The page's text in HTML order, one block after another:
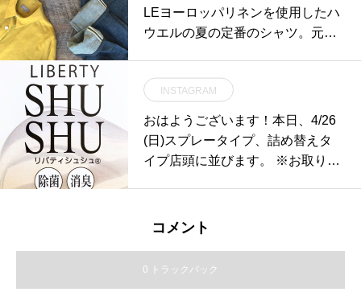
ザインなので上履き使用の職場な
ども含め幅広いシーンでお使いい
ミリタリー調の迷彩柄まで幅広く
お色をご用意してお待ちしており
ます。.#rooms#ルームシューズ#
グッドデザイン賞受賞#haus #hau
s_matsue #hausmatsue #松江カフ
ェ #島根カフェ #松江旅行#島根旅
行#松江 #島根 #山陰
LEヨーロッパリネンを使用したハ
ウエルの夏の定番のシャツ。元気
@haus_howell .#margarethowell #
linen voile#shirt#Europalinen#edw
in#denim#ancre strap sandal#san
dal#bobby sock#socks#靴下#haus
INSTAGRAM
おはようございます！本日、4/26
(日)スプレータイプ、詰め替えタ
イプ店頭に並びます。 ※お取り置
閉店時間は19時となっておりま
コメント
0 トラックバック